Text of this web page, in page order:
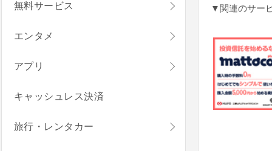
▼関連のサー
無料サービス
エンタメ
アプリ
キャッシュレス決済
旅行・レンタカー